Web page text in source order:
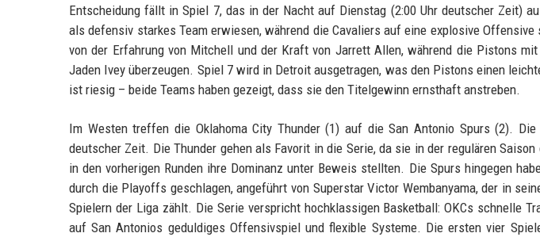
Entscheidung fällt in Spiel 7, das in der Nacht auf Dienstag (2:00 Uhr deutscher Zeit)
als defensiv starkes Team erwiesen, während die Cavaliers auf eine explosive
von der Erfahrung von Mitchell und der Kraft von Jarrett Allen, während die Pistons
Jaden Ivey überzeugen. Spiel 7 wird in Detroit ausgetragen, was den Pistons einen
ist riesig – beide Teams haben gezeigt, dass sie den Titelgewinn ernsthaft anstreben.
Im Westen treffen die Oklahoma City Thunder (1) auf die San Antonio Spurs (2).
deutscher Zeit. Die Thunder gehen als Favorit in die Serie, da sie in der regulären
in den vorherigen Runden ihre Dominanz unter Beweis stellten. Die Spurs hingegen
durch die Playoffs geschlagen, angeführt von Superstar Victor Wembanyama, der in
Spielern der Liga zählt. Die Serie verspricht hochklassigen Basketball: OKCs schnelle
auf San Antonios geduldiges Offensivspiel und flexible Systeme. Die ersten vier